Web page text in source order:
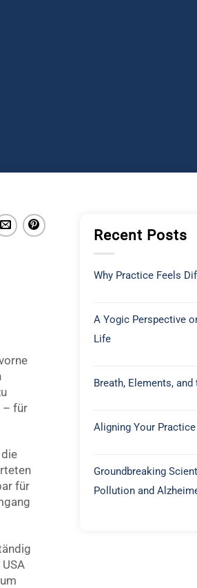
– für
für
Recent Posts
Why Practice Feels
A Yogic Perspective
Life
Breath, Elements,
Aligning Your
Groundbreaking
Pollution and